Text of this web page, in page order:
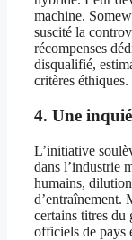
machine.
suscité la
récompenses
disqualifié,
critères éthiques.
4. Une
L’initiative
dans l’industrie
humains,
d’entraînement.
certains titres du
officiels de pays